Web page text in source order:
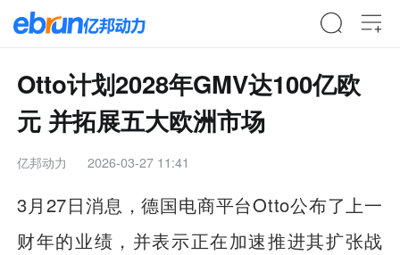
Otto计划2028年GMV达100亿欧
元 并拓展五大欧洲市场
亿邦动力 2026-03-27 11:41
3月27日消息，德国电商平台Otto公布了上一
财年的业绩，并表示正在加速推进其扩张战